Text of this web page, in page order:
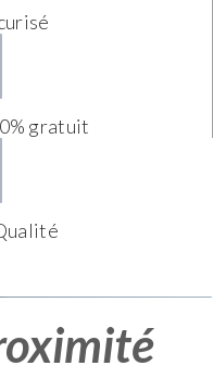
gratuit